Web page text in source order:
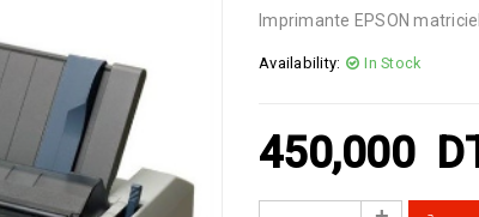
Imprimante EPSON
Availability: In Stock
450,000